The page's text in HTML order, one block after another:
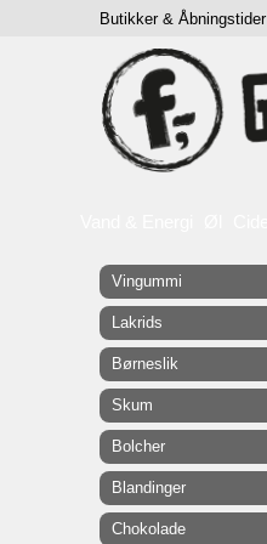
Vingummi
Lakrids
Børneslik
Skum
Bolcher
Blandinger
Chokolade
Butikker & Åbningstider